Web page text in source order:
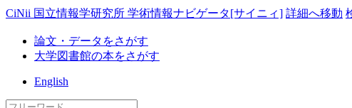
CiNii 国立情報学研究所 学術情報ナビゲータ[サイニィ] 詳細へ移動
論文・データをさがす
大学図書館の本をさがす
English